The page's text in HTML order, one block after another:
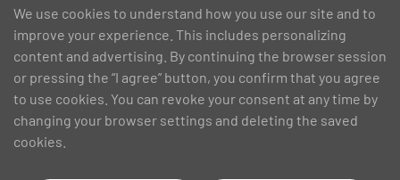
We use cookies to understand how you use our site and to
improve your experience. This includes personalizing
content and advertising. By continuing the browser session
or pressing the “I agree” button, you confirm that you agree
to use cookies. You can revoke your consent at any time by
changing your browser settings and deleting the saved
cookies.